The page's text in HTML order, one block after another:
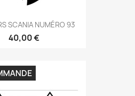
SCANIA NUMÉRO 93
40,00 €